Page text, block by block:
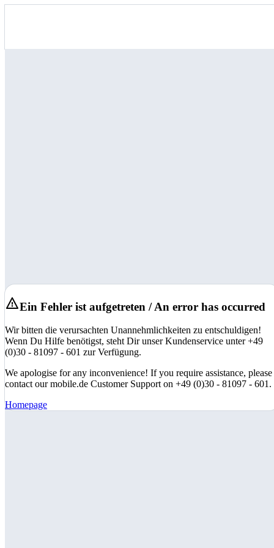
Ein Fehler ist aufgetreten / An error has occurred
Wir bitten die verursachten Unannehmlichkeiten zu entschuldigen!
Wenn Du Hilfe benötigst, steht Dir unser Kundenservice unter +49
(0)30 - 81097 - 601 zur Verfügung.
We apologise for any inconvenience! If you require assistance, please
contact our mobile.de Customer Support on +49 (0)30 - 81097 - 601.
Homepage